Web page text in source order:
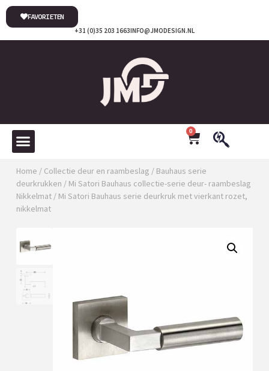
INFO@JMODESIGN.NL
+31 (0)35 203 1663
FAVORIETEN
0
Home / Collectie deur en raambeslag / Bauhaus serie
deurkrukken / Mi Satori Bauhaus collectie-serie deur- raambeslag
Nikkelmat/ Mi Satori Bauhaus serie deurkruk met vierkant rozet,
nikkelmat